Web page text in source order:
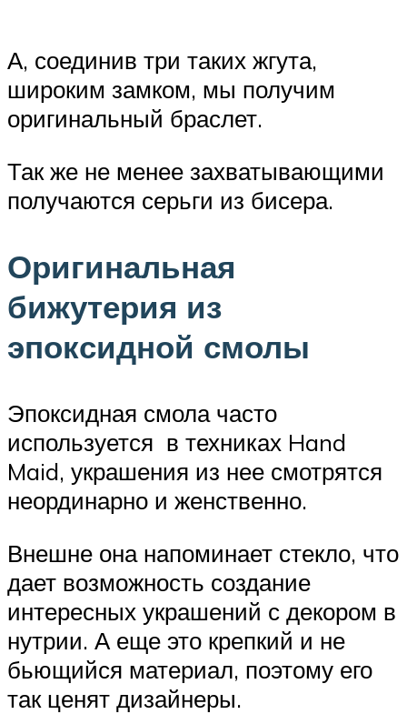
А, соединив три таких жгута,
широким замком, мы получим
оригинальный браслет.
Так же не менее захватывающими
получаются серьги из бисера.
Оригинальная
бижутерия из
эпоксидной смолы
Эпоксидная смола часто
используется в техниках Hand
Maid, украшения из нее смотрятся
неординарно и женственно.
Внешне она напоминает стекло, что
дает возможность создание
интересных украшений с декором в
нутрии. А еще это крепкий и не
бьющийся материал, поэтому его
так ценят дизайнеры.